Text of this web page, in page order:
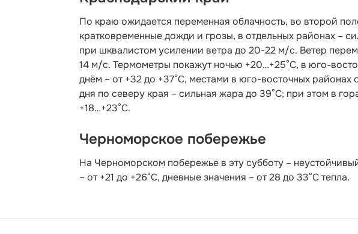
По краю ожидается переменная облачность, во второй
кратковременные дожди и грозы, в отдельных районах –
при шквалистом усилении ветра до 20-22 м/с. Ветер
14 м/с. Термометры покажут ночью +20…+25°С, в юго-
днём – от +32 до +37°С, местами в юго-восточных
дня по северу края – сильная жара до 39°С; при этом в
+18…+23°С.
Черноморское побережье
На Черноморском побережье в эту субботу –
– от +21 до +26°С, дневные значения – от 28 до 33°С тепла.